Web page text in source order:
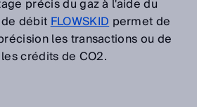
précis du gaz à l'aide du
de débitFLOWSKIDpermet de
les transactions ou de
crédits de CO2.